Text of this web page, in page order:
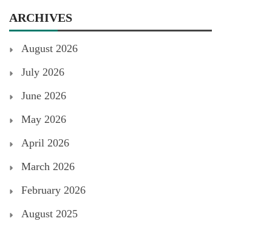
ARCHIVES
August 2026
July 2026
June 2026
May 2026
April 2026
March 2026
February 2026
August 2025